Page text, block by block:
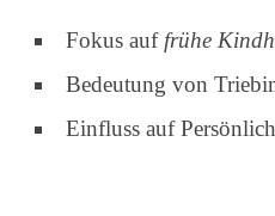
Fokus auf frühe
Bedeutung von
Einfluss auf